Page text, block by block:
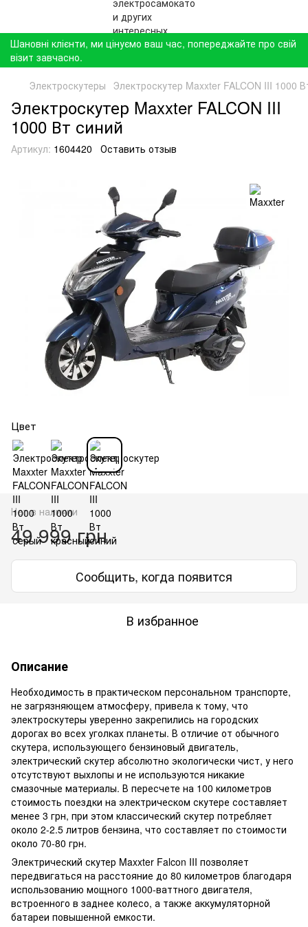
Шановні клієнти, ми цінуємо ваш час, попереджайте про свій
візит завчасно.
Электроскутеры Электроскутер Maxxter FALCON III 1000
Электроскутер Maxxter FALCON III
1000 Вт синий
Артикул: 1604420 Оставить отзыв
Цвет
Нет в наличии
49 999 грн
Сообщить, когда появится
В избранное
Описание
Необходимость в практическом персональном транспорте,
не загрязняющем атмосферу, привела к тому, что
электроскутеры уверенно закрепились на городских
дорогах во всех уголках планеты. В отличие от обычного
скутера, использующего бензиновый двигатель,
электрический скутер абсолютно экологически чист, у него
отсутствуют выхлопы и не используются никакие
смазочные материалы. В пересчете на 100 километров
стоимость поездки на электрическом скутере составляет
менее 3 грн, при этом классический скутер потребляет
около 2-2.5 литров бензина, что составляет по стоимости
около 70-80 грн.
Электрический скутер Maxxter Falcon III позволяет
передвигаться на расстояние до 80 километров благодаря
использованию мощного 1000-ваттного двигателя,
встроенного в заднее колесо, а также аккумуляторной
батареи повышенной емкости.